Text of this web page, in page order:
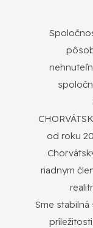
od roku
riadnym
Sme